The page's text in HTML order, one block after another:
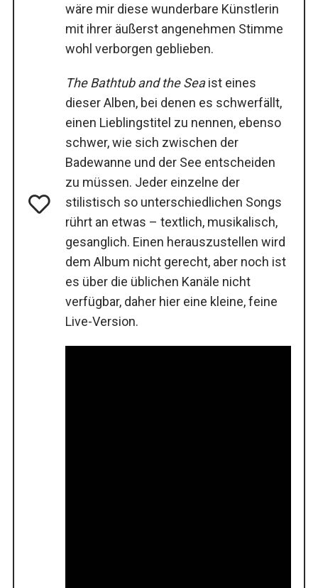
wäre mir diese wunderbare Künstlerin
mit ihrer äußerst angenehmen Stimme
wohl verborgen geblieben.
The Bathtub and the Seaist eines
dieser Alben, bei denen es schwerfällt,
einen Lieblingstitel zu nennen, ebenso
schwer, wie sich zwischen der
Badewanne und der See entscheiden
zu müssen. Jeder einzelne der
stilistisch so unterschiedlichen Songs
rührt an etwas – textlich, musikalisch,
gesanglich. Einen herauszustellen wird
dem Album nicht gerecht, aber noch ist
es über die üblichen Kanäle nicht
verfügbar, daher hier eine kleine, feine
Live-Version.